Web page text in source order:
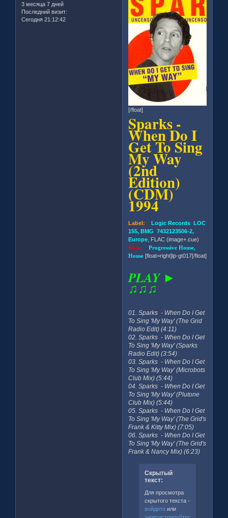
3 месяца 7 дней
Последний визит:
Сегодня 21:12:42
[/float]
Sparks -
When Do I
Get To Sing
My Way
(2nd
Edition)
(CDM)
1994
Label: Logic Records LOC
155, BMG 7432123506-2,
Europe , FLAC (image+.cue)
Style:Progressive House,
House[float=right]lp-gt017[/float]
PLAY ►
♫♫♫
01. Sparks - When Do I Get
To Sing 'My Way' (The Grid
Radio Edit) (4:11)
02. Sparks - When Do I Get
To Sing 'My Way' (Sparks
Radio Edit) (3:54)
03. Sparks - When Do I Get
To Sing 'My Way' (Microbots
Club Mix) (5:44)
04. Sparks - When Do I Get
To Sing 'My Way' (Plutone
Club Mix) (5:44)
05. Sparks - When Do I Get
To Sing 'My Way' (The Grid's
Frank & Kitty Mix) (7:05)
06. Sparks - When Do I Get
To Sing 'My Way' (The Grid's
Frank & Nancy Mix) (6:23)
Скрытый
текст:
Для просмотра
скрытого текста -
войдитеили